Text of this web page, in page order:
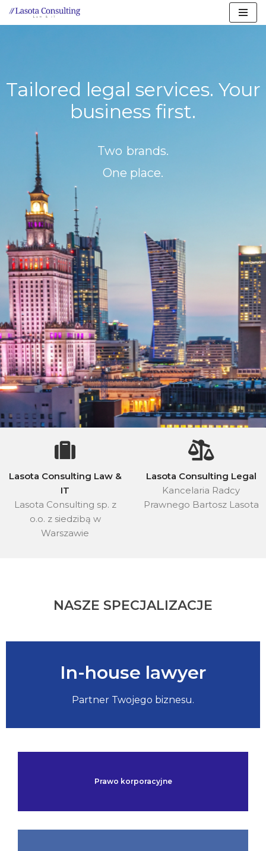
Tailored legal services. Your
business first.
Two brands.
One place.
Lasota Consulting Law &
IT
Lasota Consulting sp. z
o.o. z siedzibą w
Warszawie
Lasota Consulting Legal
Kancelaria Radcy
Prawnego Bartosz Lasota
NASZE SPECJALIZACJE
In-house lawyer
Partner Twojego biznesu.
Prawo korporacyjne